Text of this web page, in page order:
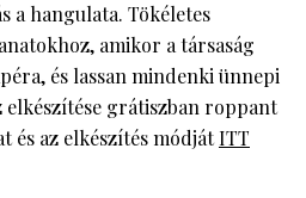
a hangulata. Tökéletes
amikor a társaság
és lassan mindenki ünnepi
elkészítése grátiszban roppant
és az elkészítés módjátITT